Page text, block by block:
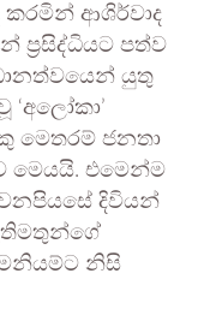
කරමින් ආශිර්වාද
ප්‍රසිද්ධියට පත්ව
යුතු
‘අලෝකා’
මෙතරම් ජනතා
මෙයයි. එමෙන්ම
දිවියන්
නිසි